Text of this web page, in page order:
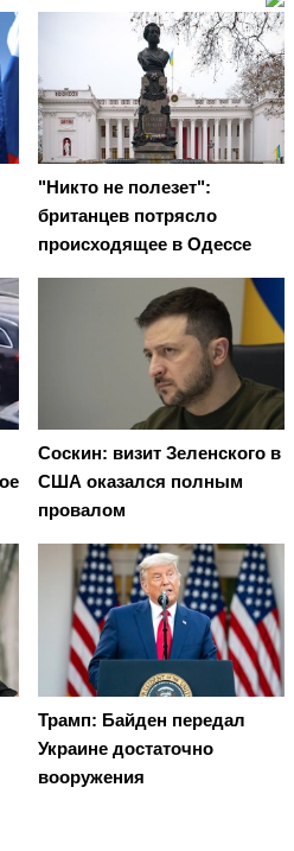
"Никто не полезет":
британцев потрясло
происходящее в Одессе
Соскин: визит Зеленского в
США оказался полным
провалом
Трамп: Байден передал
Украине достаточно
вооружения